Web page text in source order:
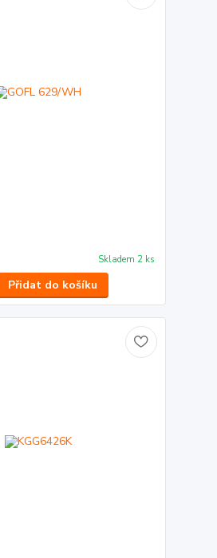
Skladem 2 ks
Přidat do košíku